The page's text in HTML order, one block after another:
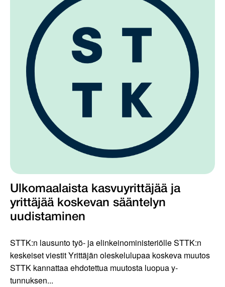
Ulkomaalaista kasvuyrittäjää ja
yrittäjää koskevan sääntelyn
uudistaminen
STTK:n lausunto työ- ja elinkeinoministeriölle STTK:n
keskeiset viestit Yrittäjän oleskelulupaa koskeva muutos
STTK kannattaa ehdotettua muutosta luopua y-
tunnuksen...